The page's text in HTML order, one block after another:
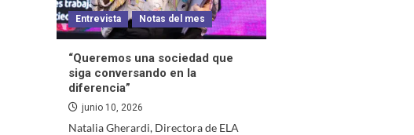
Entrevista Notas del mes
“Queremos una sociedad que
siga conversando en la
diferencia”
junio 10, 2026
Natalia Gherardi, Directora de ELA